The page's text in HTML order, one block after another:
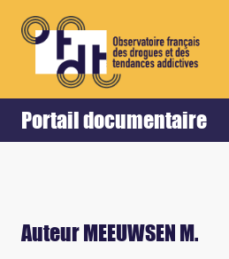
Portail documentaire
Accueil Retour
Auteur MEEUWSEN M.